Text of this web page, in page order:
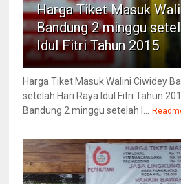
Harga Tiket Masuk
Bandung 2 minggu
Idul Fitri Tahun 2015
Harga Tiket Masuk Walini Ciwidey
setelah Hari Raya Idul Fitri Tahun
Bandung 2 minggu setelah l...